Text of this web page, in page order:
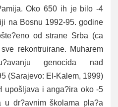
4-
Oko 650 ih je bilo
na Bosnu 1992-95. godine
od strane Srba (ca
rekontruirane. Muharem
genocida nad
(Sarajevo: El-Kalem, 1999).
5
upošljava i anga?ira oko
u dr?avnim školama pla?a